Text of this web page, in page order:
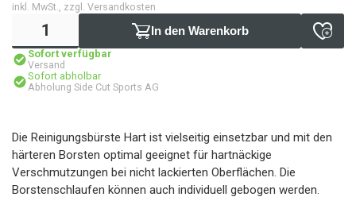
inkl. MwSt., zzgl. Versandkosten
In den Warenkorb
Sofort verfügbar
Versand
Sofort abholbar
Abholung Side Cut Sports AG
Die Reinigungsbürste Hart ist vielseitig einsetzbar und mit den
härteren Borsten optimal geeignet für hartnäckige
Verschmutzungen bei nicht lackierten Oberflächen. Die
Borstenschlaufen können auch individuell gebogen werden.